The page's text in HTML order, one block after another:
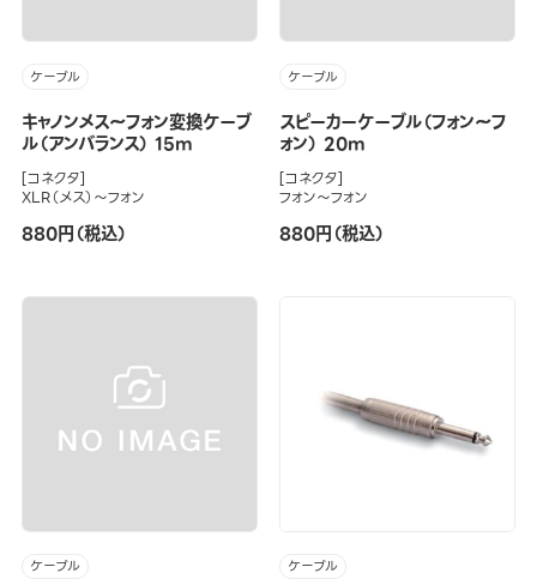
ケーブル
キャノンメス～フォン変換ケーブ
ル（アンバランス） 15m
[コネクタ]
XLR（メス）～フォン
880円（税込）
ケーブル
スピーカーケーブル（フォン～フ
ォン） 20m
[コネクタ]
フォン～フォン
880円（税込）
ケーブル ケーブル